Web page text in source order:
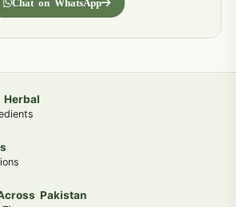
Chat on WhatsApp
Herbal
Pakistan